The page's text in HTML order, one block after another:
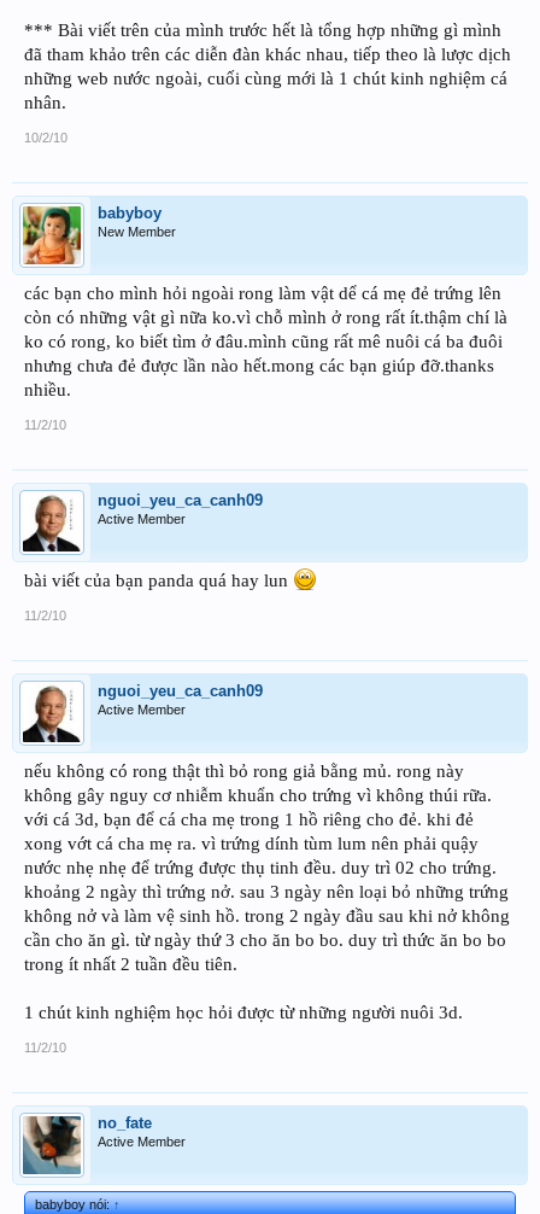
*** Bài viết trên của mình trước hết là tổng hợp những gì mình
đã tham khảo trên các diễn đàn khác nhau, tiếp theo là lược dịch
những web nước ngoài, cuối cùng mới là 1 chút kinh nghiệm cá
nhân.
10/2/10
babyboy
New Member
các bạn cho mình hỏi ngoài rong làm vật dể cá mẹ đẻ trứng lên
còn có những vật gì nữa ko.vì chỗ mình ở rong rất ít.thậm chí là
ko có rong, ko biết tìm ở đâu.mình cũng rất mê nuôi cá ba đuôi
nhưng chưa đẻ được lần nào hết.mong các bạn giúp đỡ.thanks
nhiều.
11/2/10
nguoi_yeu_ca_canh09
Active Member
bài viết của bạn panda quá hay lun
11/2/10
nguoi_yeu_ca_canh09
Active Member
nếu không có rong thật thì bỏ rong giả bằng mủ. rong này
không gây nguy cơ nhiễm khuẩn cho trứng vì không thúi rữa.
với cá 3d, bạn để cá cha mẹ trong 1 hồ riêng cho đẻ. khi đẻ
xong vớt cá cha mẹ ra. vì trứng dính tùm lum nên phải quậy
nước nhẹ nhẹ để trứng được thụ tinh đều. duy trì 02 cho trứng.
khoảng 2 ngày thì trứng nở. sau 3 ngày nên loại bỏ những trứng
không nở và làm vệ sinh hồ. trong 2 ngày đầu sau khi nở không
cần cho ăn gì. từ ngày thứ 3 cho ăn bo bo. duy trì thức ăn bo bo
trong ít nhất 2 tuần đều tiên.
1 chút kinh nghiệm học hỏi được từ những người nuôi 3d.
11/2/10
no_fate
Active Member
babyboy nói:↑